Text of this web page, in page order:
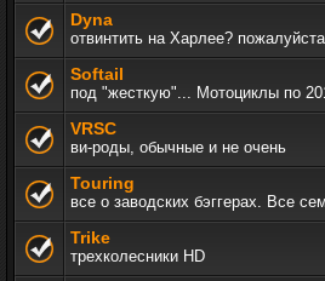
Dyna
отвинтить на Харлее?
Softail
под "жесткую"... Мотоциклы по
VRSC
ви-роды, обычные и не очень
Touring
все о заводских бэггерах. Все
Trike
трехколесники HD